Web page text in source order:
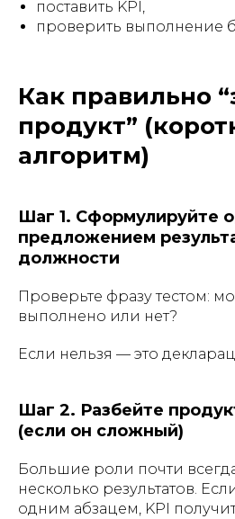
поставить KPI,
проверить выполнение
Как правильно
продукт”
алгоритм)
Шаг 1. Сформулируйте
предложением
должности
Проверьте фразу тестом:
выполнено или нет?
Если нельзя — это
Шаг 2. Разбейте
(если он сложный)
Большие роли почти
несколько результатов.
одним абзацем, KPI